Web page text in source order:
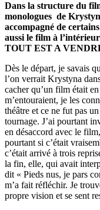
Dans la structure du
monologues de
accompagné de
aussi le film à
TOUT EST A
Dès le départ, je savais
l’on verrait Krystyna
cacher qu’un film était
m’entouraient, je les
théâtre et ce ne fut pas
tournage. J’ai pourtant
en désaccord avec le
pourtant si c’était
c’était arrivé à trois
la fin, elle, qui avait
dit « Pieds nus, je pars
m’a fait réfléchir. Je
propre vision et se sent